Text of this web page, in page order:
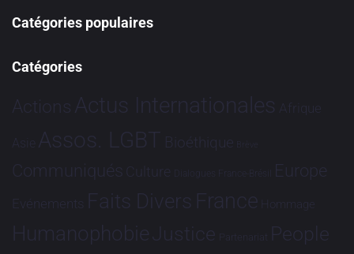
Catégories populaires
Catégories
Actions Actus Internationales Afrique
Asie Assos. LGBT Bioéthique Brève
Communiqués Culture Dialogues France-Brésil Europe
Evénements Faits Divers France Hommage
HumanophobieJustice Partenariat People